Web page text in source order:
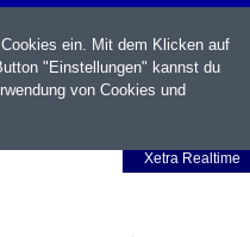
Xetra Realtime
ein. Mit dem Klicken auf
"Einstellungen" kannst du
von Cookies und